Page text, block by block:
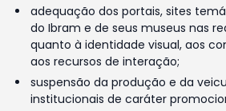
adequação dos portais, sites
do Ibram e de seus museus nas
quanto à identidade visual, aos
aos recursos de interação;
suspensão da produção e da
institucionais de caráter